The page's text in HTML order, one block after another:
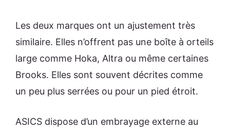
Les deux marques ont un ajustement très
similaire. Elles n’offrent pas une boîte à orteils
large comme Hoka, Altra ou même certaines
Brooks. Elles sont souvent décrites comme
un peu plus serrées ou pour un pied étroit.
ASICS dispose d’un embrayage externe au